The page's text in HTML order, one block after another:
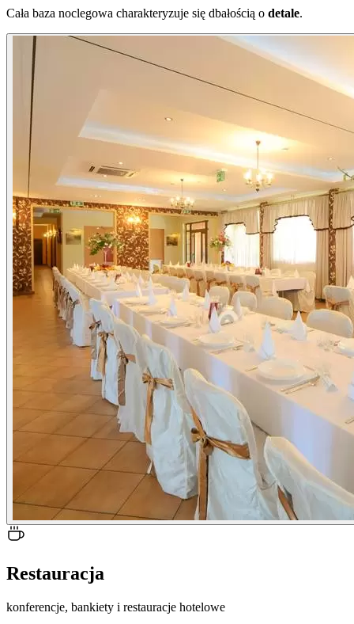
Cała baza noclegowa charakteryzuje się dbałością o detale.
Restauracja
konferencje, bankiety i restauracje hotelowe